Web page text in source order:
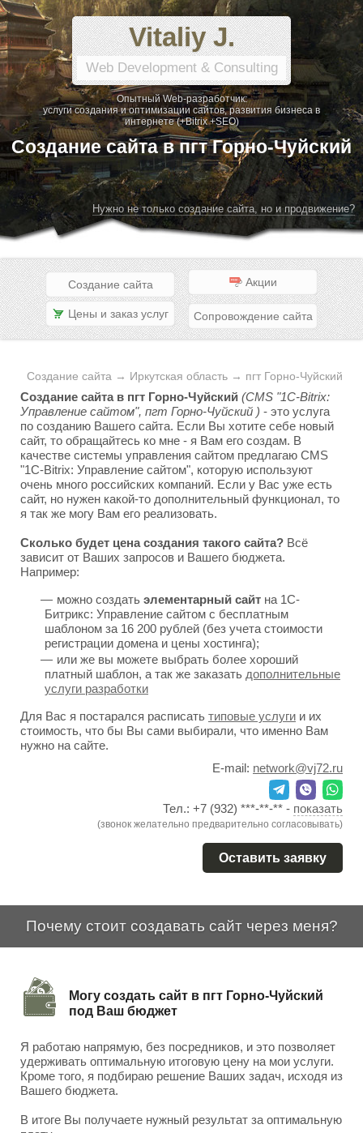
Vitaliy J.
Web Development & Consulting
Опытный Web-разработчик:
услуги создания и оптимизации сайтов, развития бизнеса в
интернете (+Bitrix +SEO)
Создание сайта в пгт Горно-Чуйский
Нужно не только создание сайта, но и продвижение?
Создание сайта Акции
Цены и заказ услуг Сопровождение сайта
Создание сайта → Иркутская область → пгт Горно-Чуйский
Создание сайта в пгт Горно-Чуйский (CMS "1C-Bitrix:
Управление сайтом", пгт Горно-Чуйский ) - это услуга
по созданию Вашего сайта. Если Вы хотите себе новый
сайт, то обращайтесь ко мне - я Вам его создам. В
качестве системы управления сайтом предлагаю CMS
"1C-Bitrix: Управление сайтом", которую используют
очень много российских компаний. Если у Вас уже есть
сайт, но нужен какой-то дополнительный функционал, то
я так же могу Вам его реализовать.
Сколько будет цена создания такого сайта? Всё
зависит от Ваших запросов и Вашего бюджета.
Например:
можно создать элементарный сайт на 1С-
Битрикс: Управление сайтом с бесплатным
шаблоном за 16 200 рублей (без учета стоимости
регистрации домена и цены хостинга);
или же вы можете выбрать более хороший
платный шаблон, а так же заказать дополнительные
услуги разработки
Для Вас я постарался расписать типовые услуги и их
стоимость, что бы Вы сами выбирали, что именно Вам
нужно на сайте.
E-mail: network@vj72.ru
Тел.: +7 (932) ***-**-** - показать
(звонок желательно предварительно согласовывать)
Оставить заявку
Почему стоит создавать сайт через меня?
Могу создать сайт в пгт Горно-Чуйский
под Ваш бюджет
Я работаю напрямую, без посредников, и это позволяет
удерживать оптимальную итоговую цену на мои услуги.
Кроме того, я подбираю решение Ваших задач, исходя из
Вашего бюджета.
В итоге Вы получаете нужный результат за оптимальную